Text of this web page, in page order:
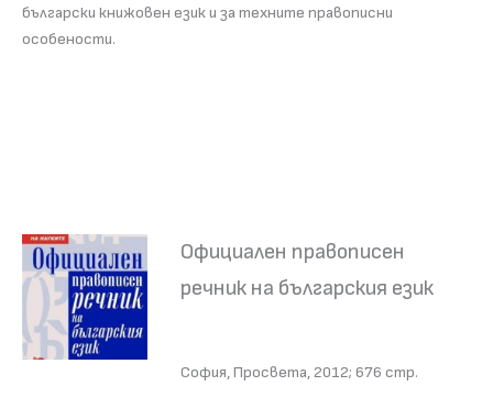
български книжовен език и за техните правописни
особености.
Официален правописен
речник на българския език
София, Просвета, 2012; 676 стр.